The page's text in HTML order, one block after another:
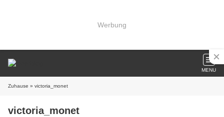
Werbung
MENU
Zuhause » victoria_monet
victoria_monet